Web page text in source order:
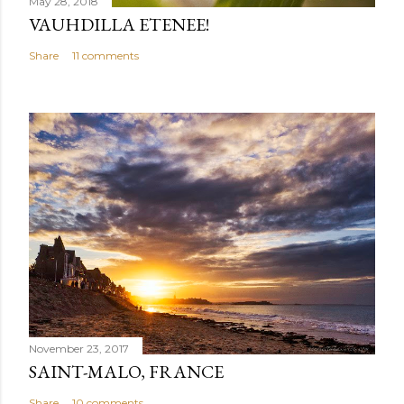
VAUHDILLA ETENEE!
Share 11 comments
November 23, 2017
SAINT-MALO, FRANCE